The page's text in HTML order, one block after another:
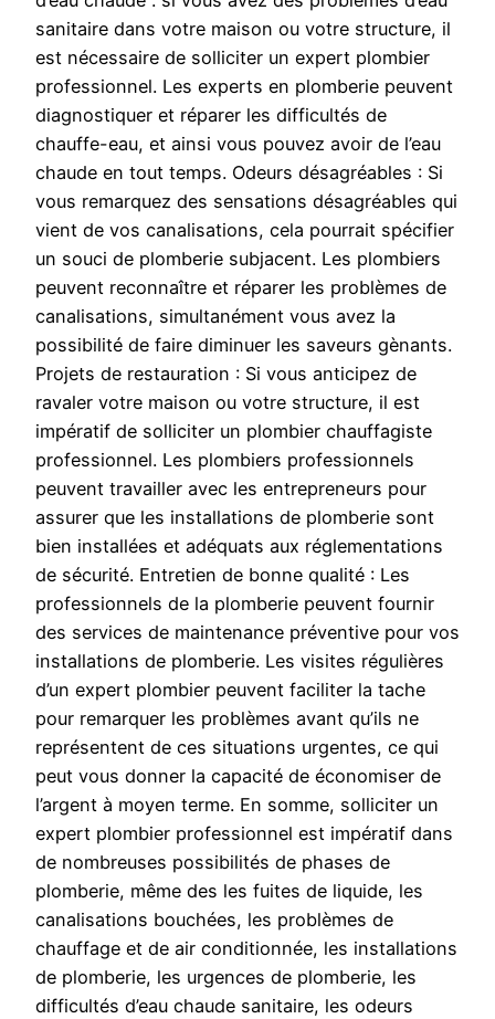
sanitaire dans votre maison ou votre structure, il
est nécessaire de solliciter un expert plombier
professionnel. Les experts en plomberie peuvent
diagnostiquer et réparer les difficultés de
chauffe-eau, et ainsi vous pouvez avoir de l’eau
chaude en tout temps. Odeurs désagréables : Si
vous remarquez des sensations désagréables qui
vient de vos canalisations, cela pourrait spécifier
un souci de plomberie subjacent. Les plombiers
peuvent reconnaître et réparer les problèmes de
canalisations, simultanément vous avez la
possibilité de faire diminuer les saveurs gènants.
Projets de restauration : Si vous anticipez de
ravaler votre maison ou votre structure, il est
impératif de solliciter un plombier chauffagiste
professionnel. Les plombiers professionnels
peuvent travailler avec les entrepreneurs pour
assurer que les installations de plomberie sont
bien installées et adéquats aux réglementations
de sécurité. Entretien de bonne qualité : Les
professionnels de la plomberie peuvent fournir
des services de maintenance préventive pour vos
installations de plomberie. Les visites régulières
d’un expert plombier peuvent faciliter la tache
pour remarquer les problèmes avant qu’ils ne
représentent de ces situations urgentes, ce qui
peut vous donner la capacité de économiser de
l’argent à moyen terme. En somme, solliciter un
expert plombier professionnel est impératif dans
de nombreuses possibilités de phases de
plomberie, même des les fuites de liquide, les
canalisations bouchées, les problèmes de
chauffage et de air conditionnée, les installations
de plomberie, les urgences de plomberie, les
difficultés d’eau chaude sanitaire, les odeurs